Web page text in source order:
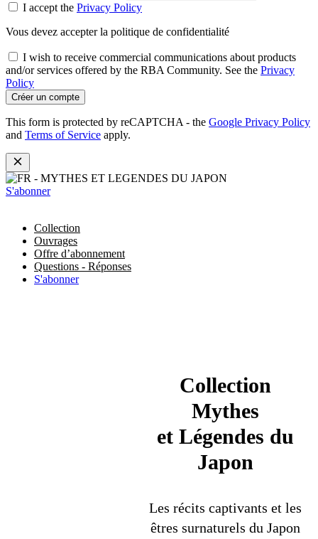
I accept the Privacy Policy
Vous devez accepter la politique de confidentialité
I wish to receive commercial communications about products
and/or services offered by the RBA Community. See the Privacy
Policy
Créer un compte
This form is protected by reCAPTCHA - the Google Privacy Policy
and Terms of Service apply.
S'abonner
Collection
Ouvrages
Offre d’abonnement
Questions - Réponses
S'abonner
Collection
Mythes
et Légendes du
Japon
Les récits captivants et les
êtres surnaturels du Japon